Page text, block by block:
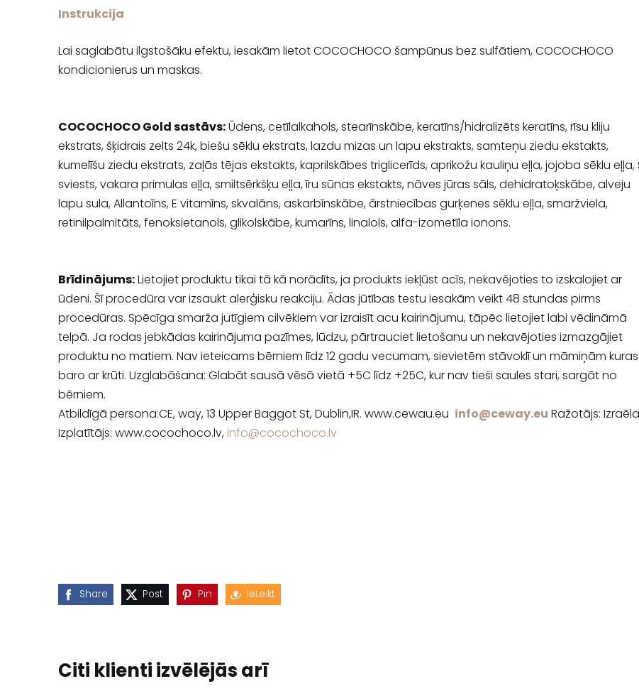
Instrukcija
Lai saglabātu ilgstošāku efektu, iesakām lietot COCOCHOCO šampūnus bez sulfātiem, COCOCHOCO
kondicionierus un maskas.
COCOCHOCO Gold sastāvs:Ūdens, cetīlalkahols, stearīnskābe, keratīns/hidralizēts keratīns, rīsu kliju
ekstrats, šķidrais zelts 24k, biešu sēklu ekstrats, lazdu mizas un lapu ekstrakts, samteņu ziedu ekstakts,
kumelīšu ziedu ekstrats, zaļās tējas ekstakts, kaprilskābes triglicerīds, aprikožu kauliņu eļļa, jojoba sēklu eļļa,
sviests, vakara primulas eļļa, smiltsērkšķu eļļa, īru sūnas ekstakts, nāves jūras sāls, dehidratoķskābe, alveju
lapu sula, Allantoīns, E vitamīns, skvalāns, askarbīnskābe, ārstniecības gurķenes sēklu eļļa, smaržviela,
retinilpalmitāts, fenoksietanols, glikolskābe, kumarīns, linalols, alfa-izometīla ionons.
Brīdinājums:Lietojiet produktu tikai tā kā norādīts, ja produkts iekļūst acīs, nekavējoties to izskalojiet ar
ūdeni. Šī procedūra var izsaukt alerģisku reakciju. Ādas jūtības testu iesakām veikt 48 stundas pirms
procedūras. Spēcīga smarža jutīgiem cilvēkiem var izraisīt acu kairinājumu, tāpēc lietojiet labi vēdināmā
telpā. Ja rodas jebkādas kairinājuma pazīmes, lūdzu, pārtrauciet lietošanu un nekavējoties izmazgājiet
produktu no matiem. Nav ieteicams bērniem līdz 12 gadu vecumam, sievietēm stāvoklī un māmiņām kuras
baro ar krūti. Uzglabāšana: Glabāt sausā vēsā vietā +5C līdz +25C, kur nav tieši saules stari, sargāt no
bērniem.
Atbildīgā persona:CE, way, 13 Upper Baggot St, Dublin,IR. www.cewau.eu info@ceway.eu Ražotājs:
Izplatītājs: www.cocochoco.lv, info@cocochoco.lv
Share Post Pin Ieteikt
Citi klienti izvēlējās arī